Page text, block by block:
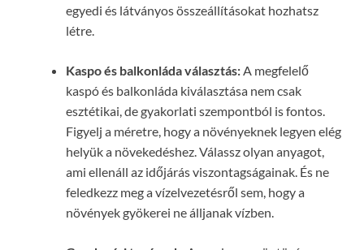
egyedi és látványos összeállításokat hozhatsz
létre.
Kaspo és balkonláda választás:A megfelelő
kaspó és balkonláda kiválasztása nem csak
esztétikai, de gyakorlati szempontból is fontos.
Figyelj a méretre, hogy a növényeknek legyen elég
helyük a növekedéshez. Válassz olyan anyagot,
ami ellenáll az időjárás viszontagságainak. És ne
feledkezz meg a vízelvezetésről sem, hogy a
növények gyökerei ne álljanak vízben.